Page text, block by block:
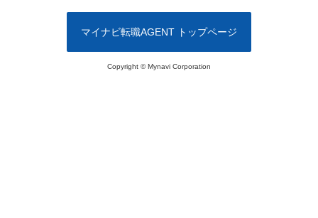
マイナビ転職AGENT トップページ
Copyright © Mynavi Corporation